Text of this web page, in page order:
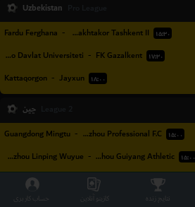
Uzbekistan
Fardu Ferghana - FC Pakhtakor Tashkent II ۱۵:۳۰
Bukhoro Davlat Universiteti - FK Gazalkent ۱۷:۳۰
Kattaqorgon - Jayxun ۱۸:۰۰
چین
Guangdong Mingtu - Wenzhou Professional F.C ۱۵:۰۰
Hangzhou Linping Wuyue - Guizhou Guiyang Athletic ۱۵:۰۰
-Qingdao Red Lions
نتایج زنده کازینو آنلاین حساب کاربری